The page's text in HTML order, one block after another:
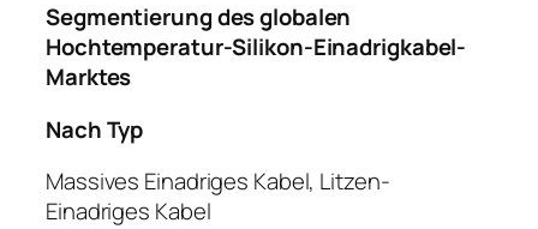
Segmentierung des globalen
Hochtemperatur-Silikon-Einadrigkabel-
Marktes
Nach Typ
Massives Einadriges Kabel, Litzen-
Einadriges Kabel